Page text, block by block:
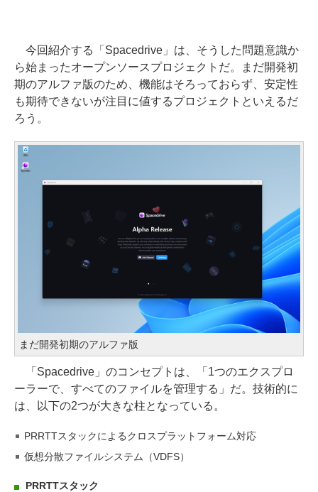
今回紹介する「Spacedrive」は、そうした問題意識か
ら始まったオープンソースプロジェクトだ。まだ開発初
期のアルファ版のため、機能はそろっておらず、安定性
も期待できないが注目に値するプロジェクトといえるだ
ろう。
まだ開発初期のアルファ版
「Spacedrive」のコンセプトは、「1つのエクスプロ
ーラーで、すべてのファイルを管理する」だ。技術的に
は、以下の2つが大きな柱となっている。
PRRTTスタックによるクロスプラットフォーム対応
仮想分散ファイルシステム（VDFS）
PRRTTスタック